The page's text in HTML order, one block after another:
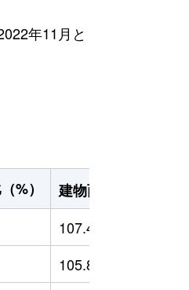
年11月と
%） 建物面積（m
107.42
105.88